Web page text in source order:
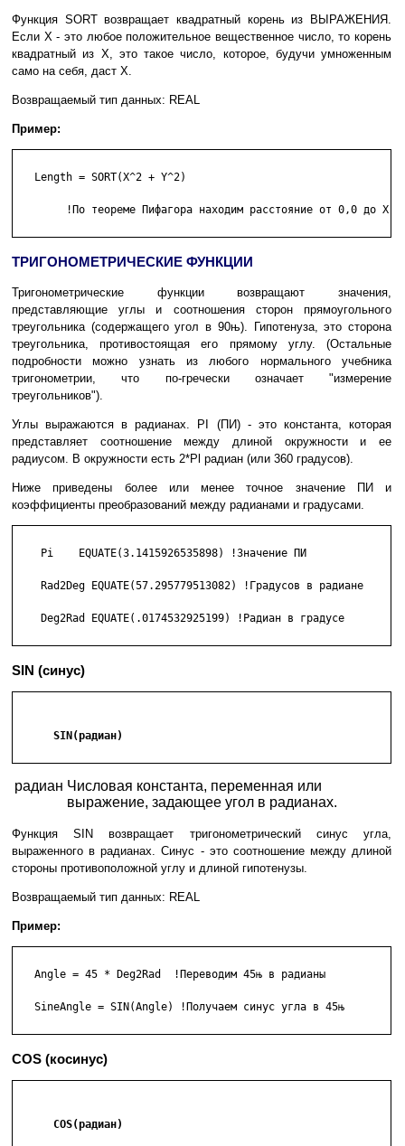
Функция SORT возвращает квадратный корень из ВЫРАЖЕНИЯ.
Если Х - это любое положительное вещественное число, то корень
квадратный из Х, это такое число, которое, будучи умноженным
само на себя, даст Х.
Возвращаемый тип данных: REAL
Пример:
   Length = SORT(X^2 + Y^2)
        !По теореме Пифагора находим расстояние от 0,0 до X,Y
ТРИГОНОМЕТРИЧЕСКИЕ ФУНКЦИИ
Тригонометрические функции возвращают значения,
представляющие углы и соотношения сторон прямоугольного
треугольника (содержащего угол в 90њ). Гипотенуза, это сторона
треугольника, противостоящая его прямому углу. (Остальные
подробности можно узнать из любого нормального учебника
тригонометрии, что по-гречески означает "измерение
треугольников").
Углы выражаются в радианах. PI (ПИ) - это константа, которая
представляет соотношение между длиной окружности и ее
радиусом. В окружности есть 2*Pl радиан (или 360 градусов).
Ниже приведены более или менее точное значение ПИ и
коэффициенты преобразований между радианами и градусами.
    Pi    EQUATE(3.1415926535898) !Значение ПИ
    Rad2Deg EQUATE(57.295779513082) !Градусов в радиане
    Deg2Rad EQUATE(.0174532925199) !Радиан в градусе
SIN (синус)
      SIN(радиан)
радиан Числовая константа, переменная или
выражение, задающее угол в радианах.
Функция SIN возвращает тригонометрический синус угла,
выраженного в радианах. Синус - это соотношение между длиной
стороны противоположной углу и длиной гипотенузы.
Возвращаемый тип данных: REAL
Пример:
   Angle = 45 * Deg2Rad  !Переводим 45њ в радианы
   SineAngle = SIN(Angle) !Получаем синус угла в 45њ
COS (косинус)
      COS(радиан)